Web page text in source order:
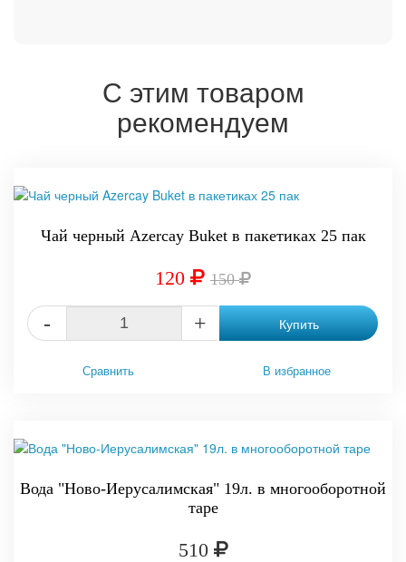
С этим товаром
рекомендуем
Чай черный Azercay Buket в пакетиках 25 пак
120 150
- + Купить
Сравнить В избранное
Вода "Ново-Иерусалимская" 19л. в многооборотной
таре
510